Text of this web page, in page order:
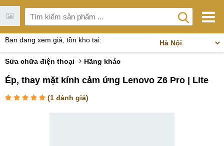
Bạn đang xem giá, tồn kho tại:
Sửa chữa điện thoại Hãng khác
Ép, thay mặt kính cảm ứng Lenovo Z6 Pro | Lite
(1 đánh giá)